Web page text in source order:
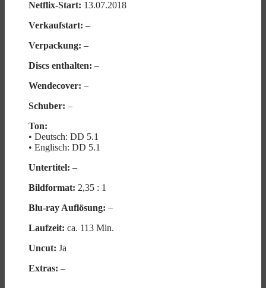
Netflix-Start: 13.07.2018
Verkaufstart: –
Verpackung: –
Discs enthalten: –
Wendecover: –
Schuber: –
Ton:
• Deutsch: DD 5.1
• Englisch: DD 5.1
Untertitel: –
Bildformat: 2,35 : 1
Blu-ray Auflösung: –
Laufzeit: ca. 113 Min.
Uncut: Ja
Extras: –